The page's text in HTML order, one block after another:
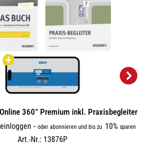
360° Premium inkl. Praxisbegleiter
– oder abonnieren und bis zu 10% sparen
Art.-Nr.: 13876P